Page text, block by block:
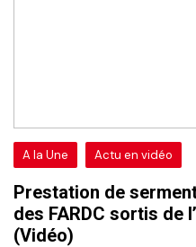
A la Une Actu en vidéo
Prestation de
des FARDC sortis de
(Vidéo)